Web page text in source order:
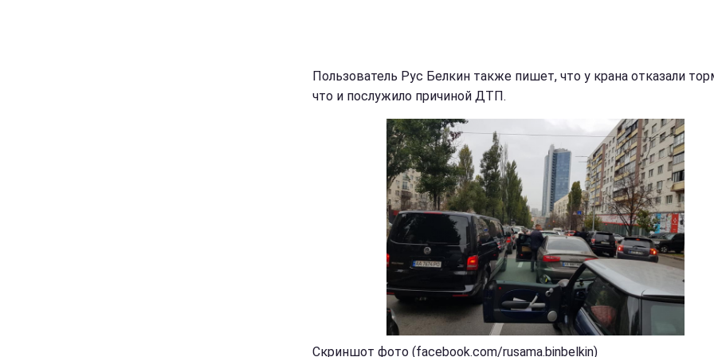
Пользователь Рус Белкин также пишет, что у крана отказали
что и послужило причиной ДТП.
Скриншот фото (facebook.com/rusama.binbelkin)